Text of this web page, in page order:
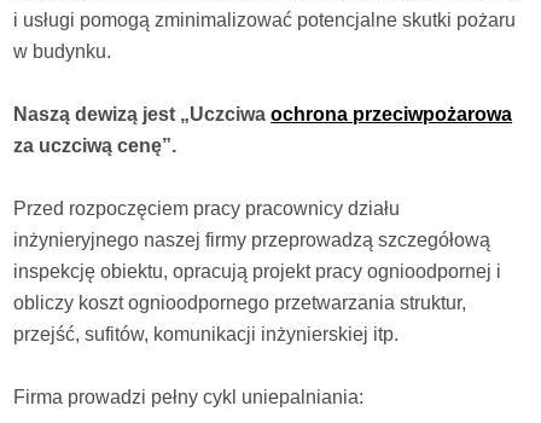
i usługi pomogą zminimalizować potencjalne skutki pożaru
w budynku.
Naszą dewizą jest „Uczciwaochrona przeciwpożarowa
za uczciwą cenę”.
Przed rozpoczęciem pracy pracownicy działu
inżynieryjnego naszej firmy przeprowadzą szczegółową
inspekcję obiektu, opracują projekt pracy ognioodpornej i
obliczy koszt ognioodpornego przetwarzania struktur,
przejść, sufitów, komunikacji inżynierskiej itp.
Firma prowadzi pełny cykl uniepalniania: